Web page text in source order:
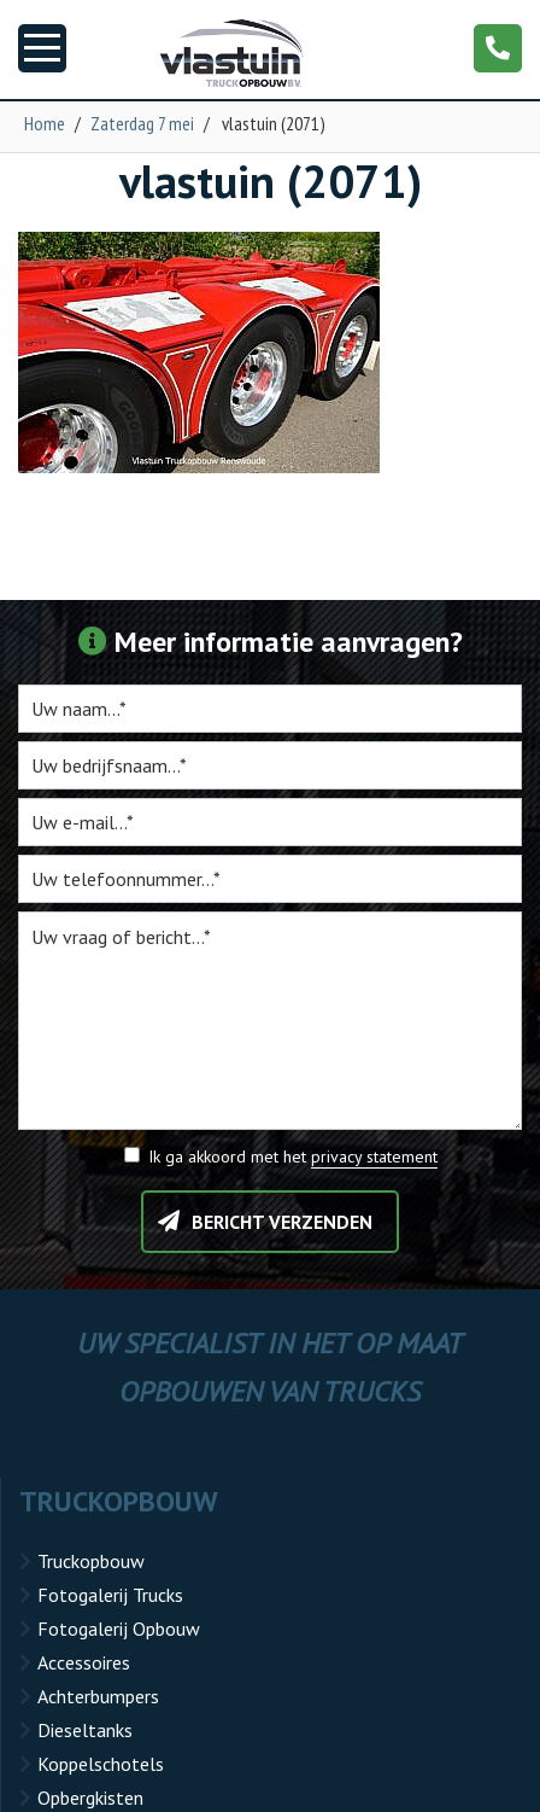
Truckopbouw
Garage
Trailers
Torpedo
Te Koop
Miniatuur
Vacatures
Contact
Home / Zaterdag 7 mei / vlastuin (2071)
vlastuin (2071)
Meer informatie aanvragen?
Ik ga akkoord met hetprivacy statement
BERICHT VERZENDEN
UW SPECIALIST IN HET OP MAAT
OPBOUWEN VAN TRUCKS
TRUCKOPBOUW
Truckopbouw
Fotogalerij Trucks
Fotogalerij Opbouw
Accessoires
Achterbumpers
Dieseltanks
Koppelschotels
Opbergkisten